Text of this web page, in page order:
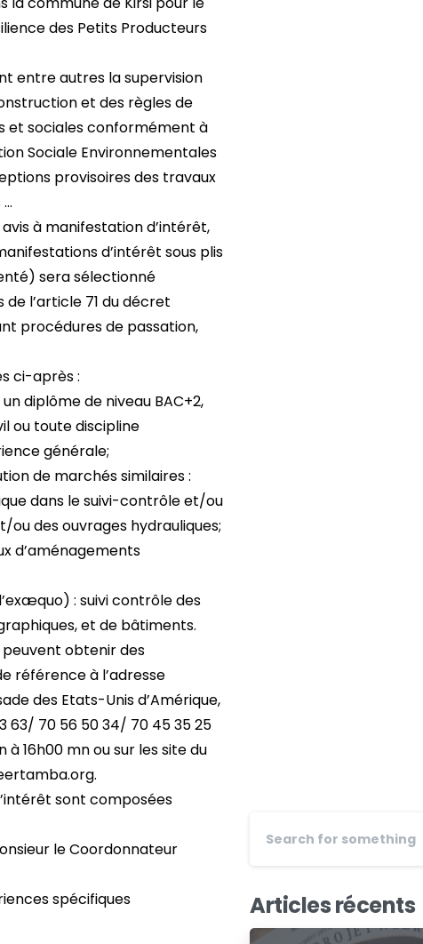
des Petits Producteurs
entre autres la supervision
et des règles de
et sociales conformément à
Sociale Environnementales
provisoires des travaux
à manifestation d’intérêt,
d’intérêt sous plis
sera sélectionné
l’article 71 du décret
procédures de passation,
ci-après :
diplôme de niveau BAC+2,
ou toute discipline
générale;
de marchés similaires :
dans le suivi-contrôle et/ou
des ouvrages hydrauliques;
d’aménagements
: suivi contrôle des
et de bâtiments.
obtenir des
référence à l’adresse
des Etats-Unis d’Amérique,
63/ 70 56 50 34/ 70 45 35 25
16h00 mn ou sur les site du
sont composées
le Coordonnateur
spécifiques
Articles récents